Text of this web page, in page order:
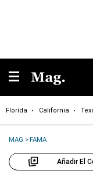
Florida California
MAG >FAMA
Añadir El